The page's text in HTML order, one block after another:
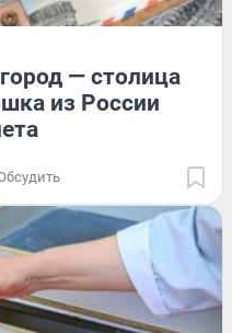
— столица
из России